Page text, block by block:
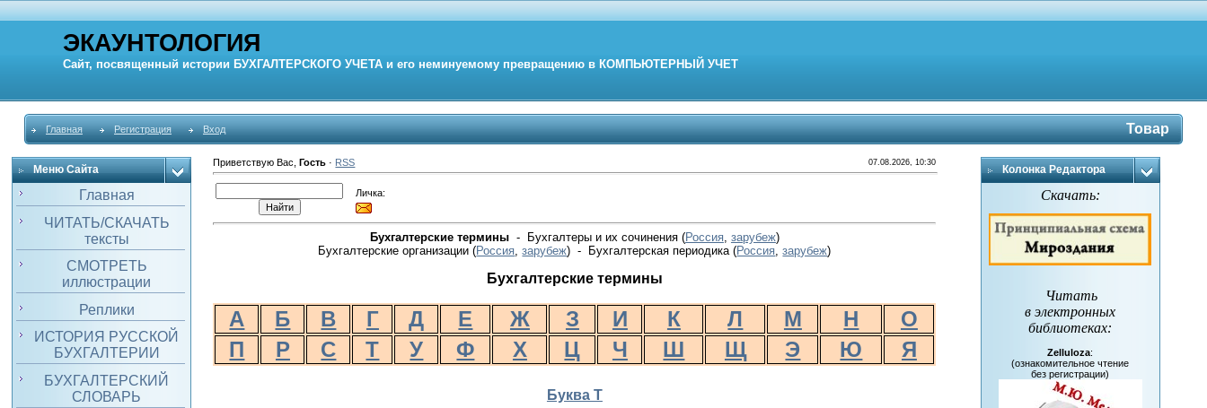
ЭКАУНТОЛОГИЯ
Сайт, посвященный истории БУХГАЛТЕРСКОГО УЧЕТА и его неминуемому превращению в КОМПЬЮТЕРНЫЙ УЧЕТ
Главная Регистрация Вход Товар
Меню Сайта
Главная
ЧИТАТЬ/СКАЧАТЬ
тексты
СМОТРЕТЬ
иллюстрации
Реплики
ИСТОРИЯ РУССКОЙ
БУХГАЛТЕРИИ
БУХГАЛТЕРСКИЙ
СЛОВАРЬ
Приветствую Вас ,Гость · RSS 07.08.2026, 10:30
Личка:
Бухгалтерские термины- Бухгалтеры и их сочинения (Россия, зарубеж)
Бухгалтерские организации (Россия ,зарубеж) - Бухгалтерская периодика(Россия ,зарубеж)
Бухгалтерские термины
А Б В Г Д Е Ж З И К Л М Н
О
П
Р С Т У Ф Х Ц Ч Ш Щ Э Ю Я
Буква Т
Колонка Редактора
Скачать:
Читать
в электронных
библиотеках:
Zelluloza:
(ознакомительное чтение
без регистрации)